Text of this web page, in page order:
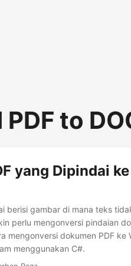
to
yang Dipindai
berisi gambar di mana teks
perlu mengonversi pindaian
mengonversi dokumen PDF
menggunakan C#.